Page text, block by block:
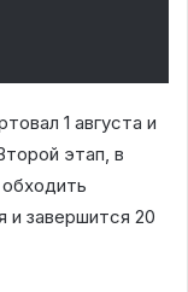
1 августа и
этап, в
и завершится 20